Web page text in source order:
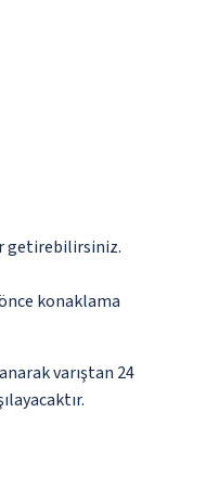
getirebilirsiniz.
konaklama
varıştan 24